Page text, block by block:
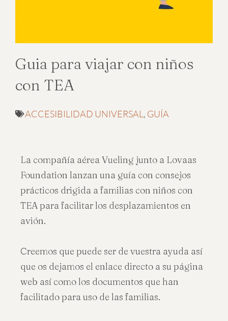
Guia para viajar con niños
con TEA
ACCESIBILIDAD UNIVERSAL , GUÍA
La compañía aérea Vueling junto a Lovaas
Foundation lanzan una guía con consejos
prácticos drigida a familias con niños con
TEA para facilitar los desplazamientos en
avión.
Creemos que puede ser de vuestra ayuda así
que os dejamos el enlace directo a su página
web así como los documentos que han
facilitado para uso de las familias.